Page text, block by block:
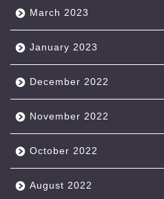
March 2023
January 2023
December 2022
November 2022
October 2022
August 2022